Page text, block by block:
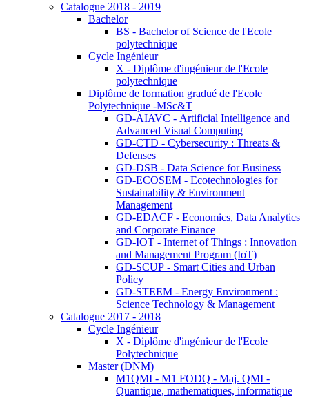
Catalogue 2018 - 2019
Bachelor
BS - Bachelor of Science de l'Ecole
polytechnique
Cycle Ingénieur
X - Diplôme d'ingénieur de l'Ecole
polytechnique
Diplôme de formation gradué de l'Ecole
Polytechnique -MSc&T
GD-AIAVC - Artificial Intelligence and
Advanced Visual Computing
GD-CTD - Cybersecurity : Threats &
Defenses
GD-DSB - Data Science for Business
GD-ECOSEM - Ecotechnologies for
Sustainability & Environment
Management
GD-EDACF - Economics, Data Analytics
and Corporate Finance
GD-IOT - Internet of Things : Innovation
and Management Program (IoT)
GD-SCUP - Smart Cities and Urban
Policy
GD-STEEM - Energy Environment :
Science Technology & Management
Catalogue 2017 - 2018
Cycle Ingénieur
X - Diplôme d'ingénieur de l'Ecole
Polytechnique
Master (DNM)
M1QMI - M1 FODQ - Maj. QMI -
Quantique, mathematiques, informatique